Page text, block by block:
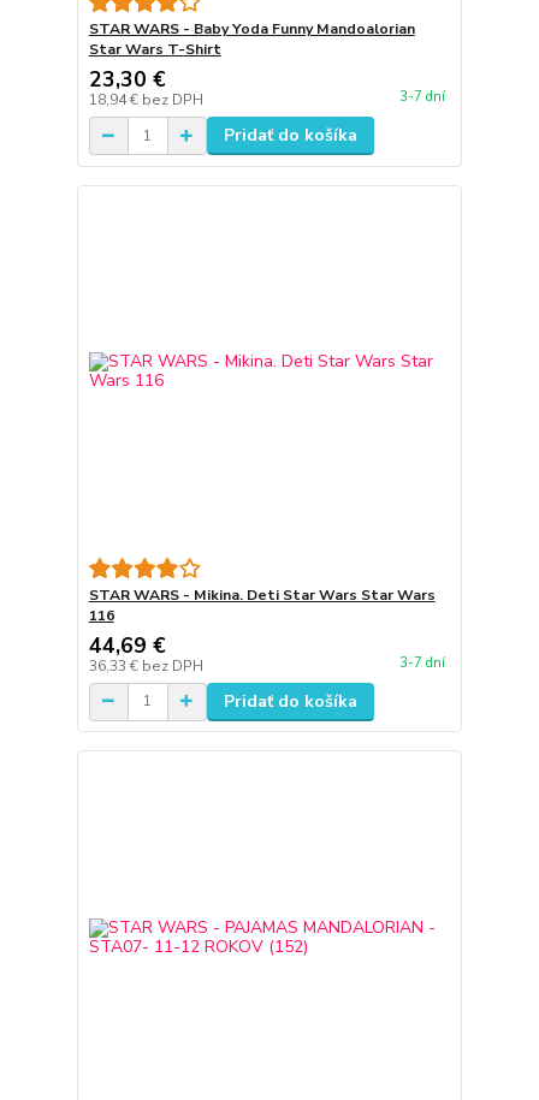
STAR WARS - Baby Yoda Funny Mandoalorian
Star Wars T-Shirt
23,30 €
18,94 € bez DPH 3-7 dní
Pridať do košíka
STAR WARS - Mikina. Deti Star Wars Star Wars
116
44,69 €
36,33 € bez DPH 3-7 dní
Pridať do košíka